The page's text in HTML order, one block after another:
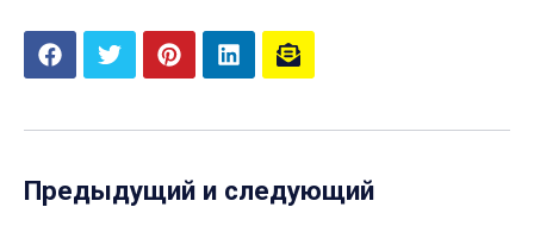
Предыдущий и следующий